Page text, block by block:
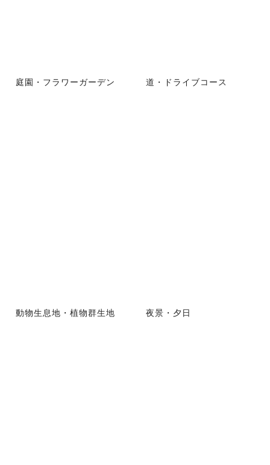
庭園・フラワーガーデン 道・ドライブコース
動物生息地・植物群生地 夜景・夕日